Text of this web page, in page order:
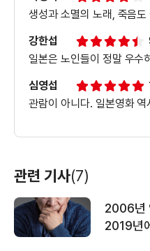
생성과 소멸의 노래, 죽음도
강한섭
일본은 노인들이 정말 우수
심영섭
관람이 아니다. 일본영화
관련 기사(7)
2006년
2019년